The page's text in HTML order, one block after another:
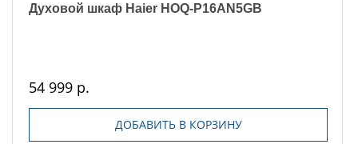
Духовой шкаф Haier HOQ-P16AN5GB
54 999 р.
ДОБАВИТЬ В КОРЗИНУ